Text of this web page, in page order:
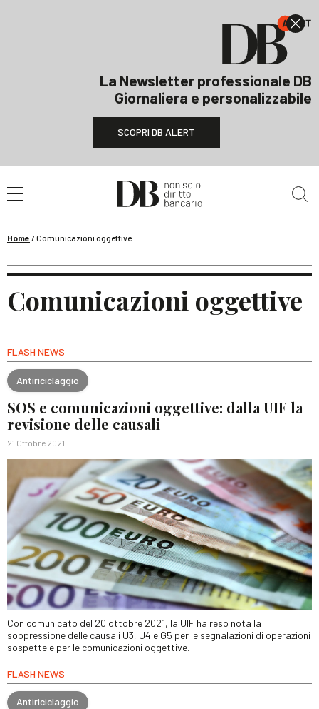
La Newsletter professionale DB
Giornaliera e personalizzabile
SCOPRI DB ALERT
Home /Comunicazioni oggettive
Comunicazioni oggettive
FLASH NEWS
Antiriciclaggio
SOS e comunicazioni oggettive: dalla UIF la
revisione delle causali
21 Ottobre 2021
Con comunicato del 20 ottobre 2021, la UIF ha reso nota la
soppressione delle causali U3, U4 e G5 per le segnalazioni di operazioni
sospette e per le comunicazioni oggettive.
FLASH NEWS
Antiriciclaggio